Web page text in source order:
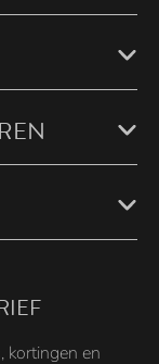
kortingen en